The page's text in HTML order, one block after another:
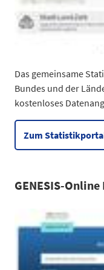
Das gemeinsame
Bundes und der
kostenloses
Zum
GENESIS-Online